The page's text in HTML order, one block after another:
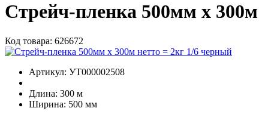
Стрейч-пленка 500мм х
Код товара: 626672
Артикул: УТ000002508
Длина: 300 м
Ширина: 500 мм